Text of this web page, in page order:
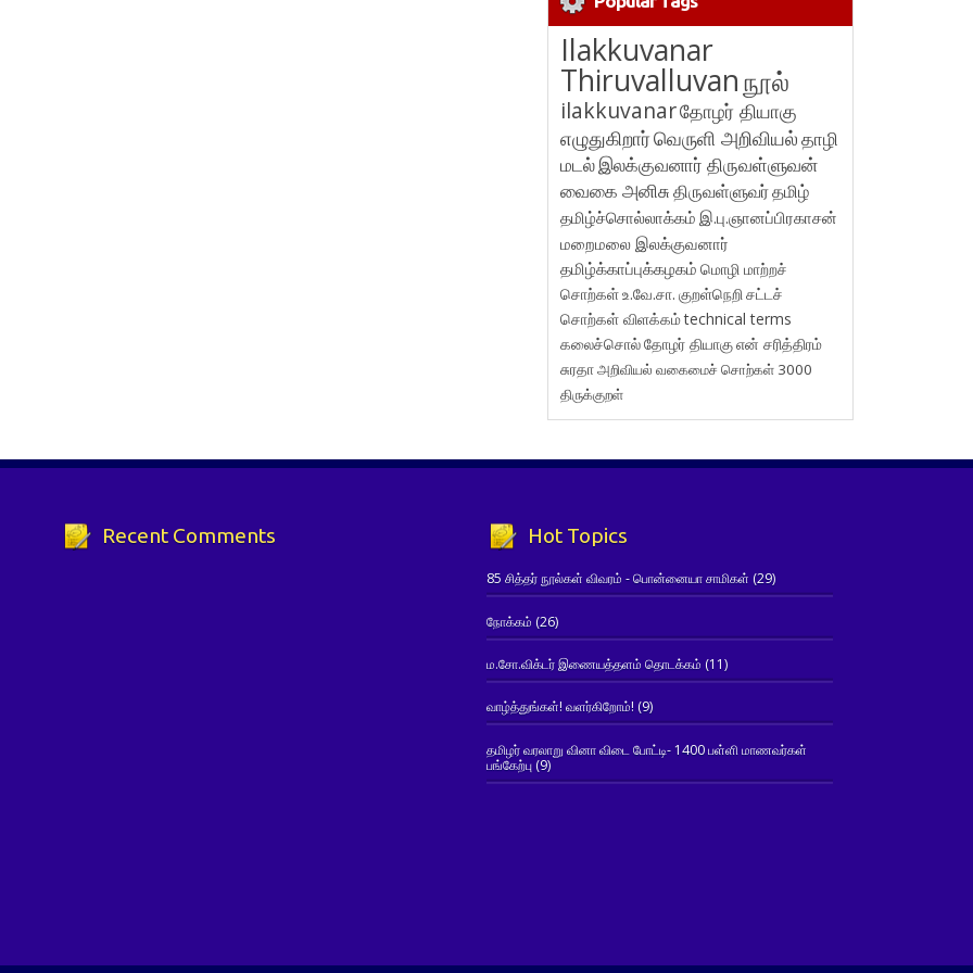
Ilakkuvanar
Thiruvalluvanநூல்
ilakkuvanarதோழர் தியாகு
எழுதுகிறார்வெருளி அறிவியல்தாழி
மடல்இலக்குவனார் திருவள்ளுவன்
வைகை அனிசுதிருவள்ளுவர்தமிழ்
தமிழ்ச்சொல்லாக்கம் இ.பு.ஞானப்பிரகாசன்
மறைமலை இலக்குவனார்
தமிழ்க்காப்புக்கழகம் மொழி மாற்றச்
சொற்கள்உ.வே.சா. குறள்நெறி சட்டச்
சொற்கள் விளக்கம்technical terms
கலைச்சொல்தோழர் தியாகுஎன் சரித்திரம்
சுரதாஅறிவியல் வகைமைச் சொற்கள் 3000
திருக்குறள்
Recent Comments Hot Topics
85 சித்தர் நூல்கள் விவரம் - பொன்னையா சாமிகள் (29)
நோக்கம் (26)
ம.சோ.விக்டர் இணையத்தளம் தொடக்கம் (11)
வாழ்த்துங்கள்! வளர்கிறோம்! (9)
தமிழர் வரலாறு வினா விடை போட்டி- 1400 பள்ளி மாணவர்கள்
பங்கேற்பு(9)